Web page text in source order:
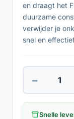
en draagt het
duurzame
verwijder je
snel en
−
Snelle